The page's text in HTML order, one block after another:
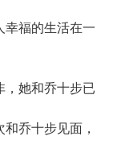
幸福的生活在一
她和乔十步已
乔十步见面，